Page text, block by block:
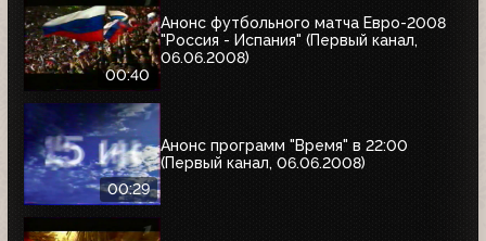
00:40
Анонс футбольного матча Евро-2008
"Россия - Испания" (Первый канал,
06.06.2008)
00:29
Анонс программ "Время" в 22:00
(Первый канал, 06.06.2008)